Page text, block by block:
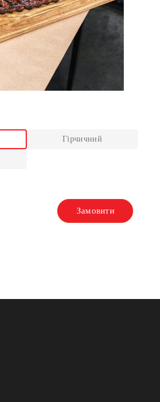
Гірчичний
Замовити